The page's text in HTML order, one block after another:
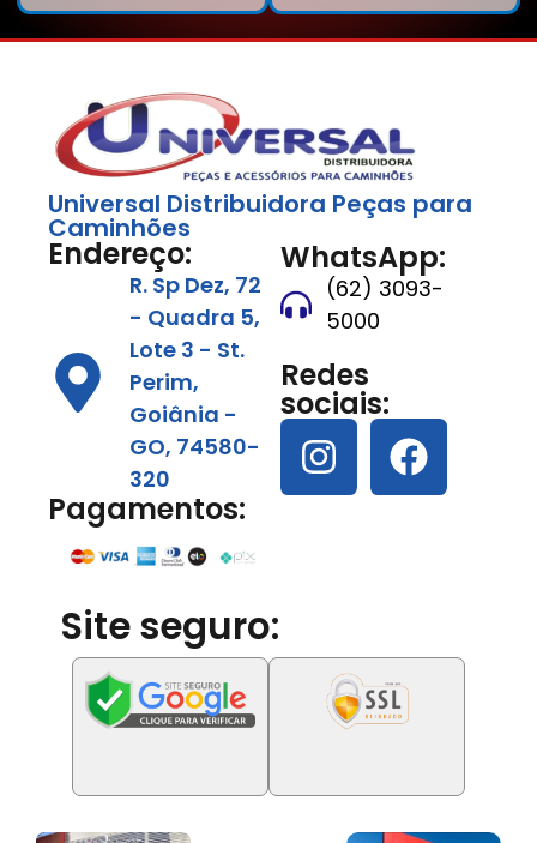
Universal Distribuidora Peças para
Caminhões
Endereço:
R. Sp Dez, 72
- Quadra 5,
Lote 3 - St.
Perim,
Goiânia -
GO, 74580-
320
Pagamentos:
WhatsApp:
(62) 3093-
5000
Redes
sociais:
Site seguro: